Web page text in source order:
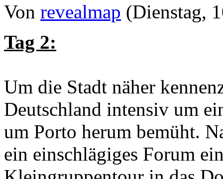
Von revealmap (Dienstag,
Tag 2:
Um die Stadt näher
Deutschland intensiv um
um Porto herum bemüht.
ein einschlägiges Forum